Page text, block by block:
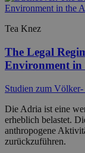
Tea Knez
The Legal
Environment in
Studien zum
Die Adria ist eine
erheblich belastet.
anthropogene
zurückzuführen.